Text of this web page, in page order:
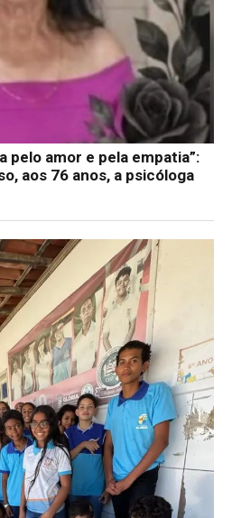
pelo amor e pela empatia”:
aos 76 anos, a psicóloga